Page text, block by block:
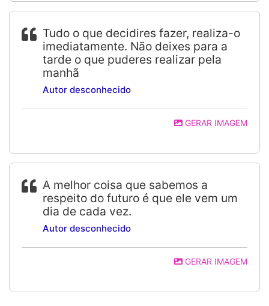
Tudo o que decidires fazer, realiza-o
imediatamente. Não deixes para a
tarde o que puderes realizar pela
manhã
Autor desconhecido
GERAR IMAGEM
A melhor coisa que sabemos a
respeito do futuro é que ele vem um
dia de cada vez.
Autor desconhecido
GERAR IMAGEM